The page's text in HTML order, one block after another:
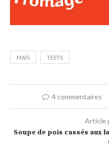
MAÏS TESTS
4 commentaires
Article
Soupe de pois cassés aux